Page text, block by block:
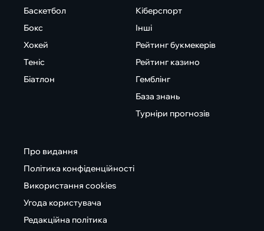
Баскетбол
Бокс
Хокей
Теніс
Біатлон
Кіберспорт
Інші
Рейтинг букмекерів
Рейтинг казино
Гемблінг
База знань
Турніри прогнозів
Про видання
Політика конфіденційності
Використання cookies
Угода користувача
Редакційна політика